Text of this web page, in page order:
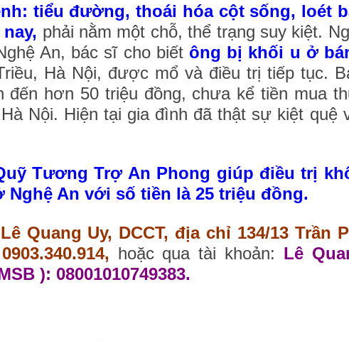
tiểu đường, thoái hóa cột sống, loét
phải nằm một chỗ, thể trạng suy kiệt.
An, bác sĩ cho biết ông bị khối u ở
Hà Nội, được mổ và điều trị tiếp tục.
hơn 50 triệu đồng, chưa kể tiền mua
Nội. Hiện tại gia đình đã thật sự kiệt quệ
Tương Trợ An Phong giúp điều trị
An với số tiền là 25 triệu đồng.
Quang Uy, DCCT, địa chỉ 134/13 Trần
hoặc qua tài khoản: Lê
): 08001010749383.